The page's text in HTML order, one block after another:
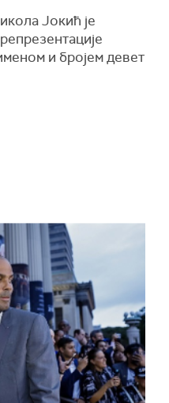
Јокић је
и бројем девет